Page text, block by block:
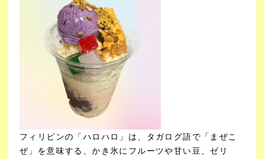
フィリピンの「ハロハロ」は、タガログ語で「まぜこ
ぜ」を意味する、かき氷にフルーツや甘い豆、ゼリ